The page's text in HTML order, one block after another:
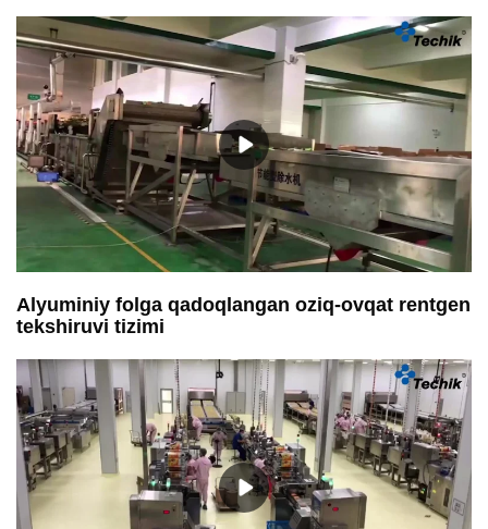
Alyuminiy folga qadoqlangan oziq-ovqat rentgen
tekshiruvi tizimi